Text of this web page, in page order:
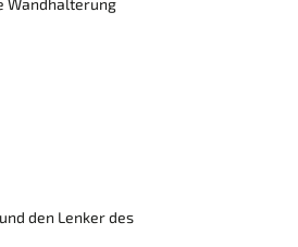
Wandhalterung
den Lenker des